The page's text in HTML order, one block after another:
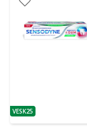
patarimas
VESK25